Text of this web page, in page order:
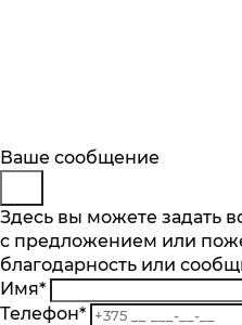
Описание
Отзывы
Основные
Максимальная загрузка
8
Будьте в курсе
Подпишитесь на
и узнавайте о
предложениях
Подписаться
Заказ обратного звонка
Представьтесь
Телефон*
Комментарий
Ваше сообщение
Здесь вы можете задать
с предложением или
благодарность или
Имя*
Телефон*